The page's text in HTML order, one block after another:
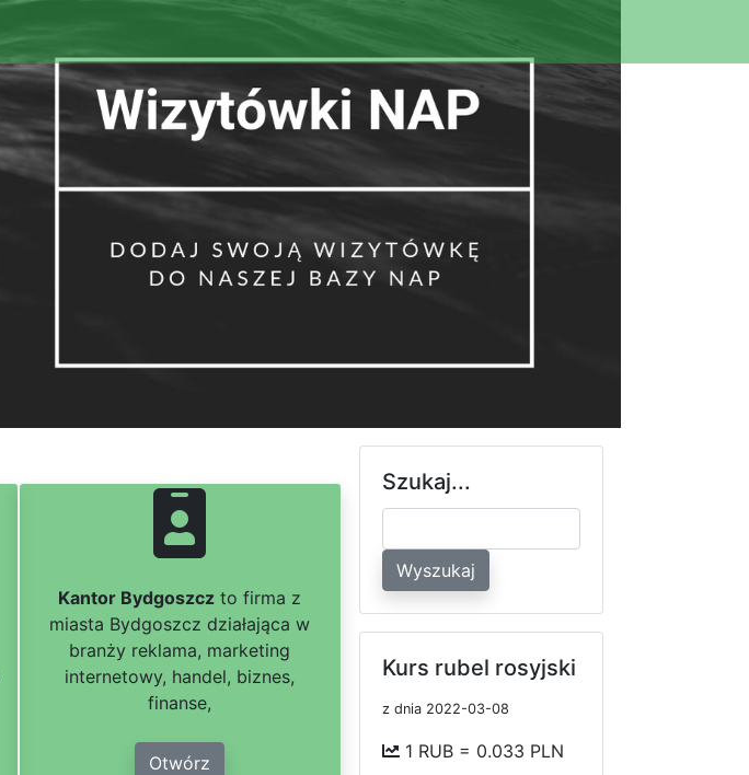
Kantor Bydgoszcz to firma z
miasta Bydgoszcz działająca w
branży reklama, marketing
internetowy, handel, biznes,
finanse,
Otwórz
Szukaj...
Wyszukaj
Kurs rubel rosyjski
z dnia 2022-03-08
1 RUB = 0.033 PLN